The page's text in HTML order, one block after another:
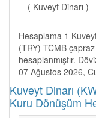
( Kuveyt Dinarı )
Hesaplama 1
(TRY) TCMB
hesaplanmıştır.
07 Ağustos 2026,
Kuveyt Dinarı
Kuru Dönüşüm